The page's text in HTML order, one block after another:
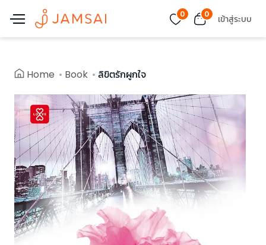
0 0 เข้าสู่ระบบ
Home Book ลิขิตรักผูกใจ